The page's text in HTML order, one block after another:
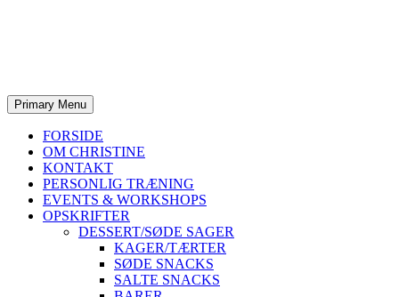
Primary Menu
FORSIDE
OM CHRISTINE
KONTAKT
PERSONLIG TRÆNING
EVENTS & WORKSHOPS
OPSKRIFTER
DESSERT/SØDE SAGER
KAGER/TÆRTER
SØDE SNACKS
SALTE SNACKS